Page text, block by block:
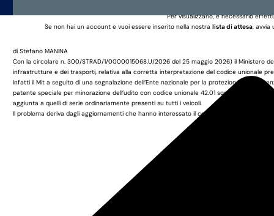
di Stefano MANINA
Con la circolare n. 300/STRAD/1/0000015068.U/2026 del 25 maggio 2026) il Ministero
infrastrutture e dei trasporti, relativa alla corretta interpretazione del codice unionale
Infatti il Mit a seguito di una segnalazione dell’Ente nazionale per la protezione e
patente speciale per minorazione dell’udito con codice unionale 42.01 sono stati
aggiunta a quelli di serie ordinariamente presenti su tutti i veicoli.
Il problema deriva dagli aggiornamenti che hanno interessato il codice unionale 42.011, la...
Per visualizzarlo, è necessario
Se non hai un account e vuoi essere inserito nella nostra lista di attesa, avvia